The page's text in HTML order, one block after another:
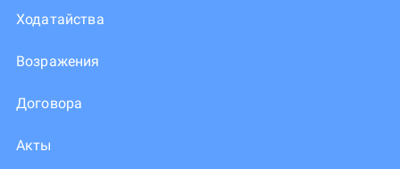
Ходатайства
Возражения
Договора
Акты